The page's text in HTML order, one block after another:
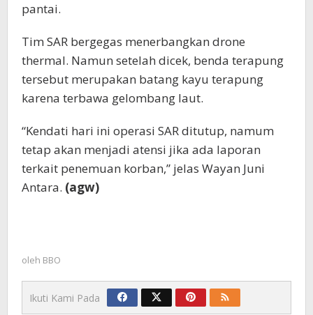
pantai.
Tim SAR bergegas menerbangkan drone
thermal. Namun setelah dicek, benda terapung
tersebut merupakan batang kayu terapung
karena terbawa gelombang laut.
“Kendati hari ini operasi SAR ditutup, namum
tetap akan menjadi atensi jika ada laporan
terkait penemuan korban,” jelas Wayan Juni
Antara. (agw)
oleh BBO
Ikuti Kami Pada